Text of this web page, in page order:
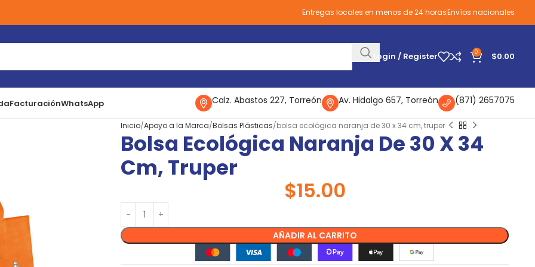
Entregas locales en menos de 24 horasEnvíos nacionales
Login / Register 0 $0.00
FacturaciónWhatsApp Calz. Abastos 227, Torreón Av. Hidalgo 657, Torreón (871) 2657075
Inicio Apoyo a la Marca Bolsas Plásticas bolsa ecológica naranja de 30 x 34 cm, truper
Bolsa Ecológica Naranja De 30 X 34
Cm, Truper
$15.00
AÑADIR AL CARRITO